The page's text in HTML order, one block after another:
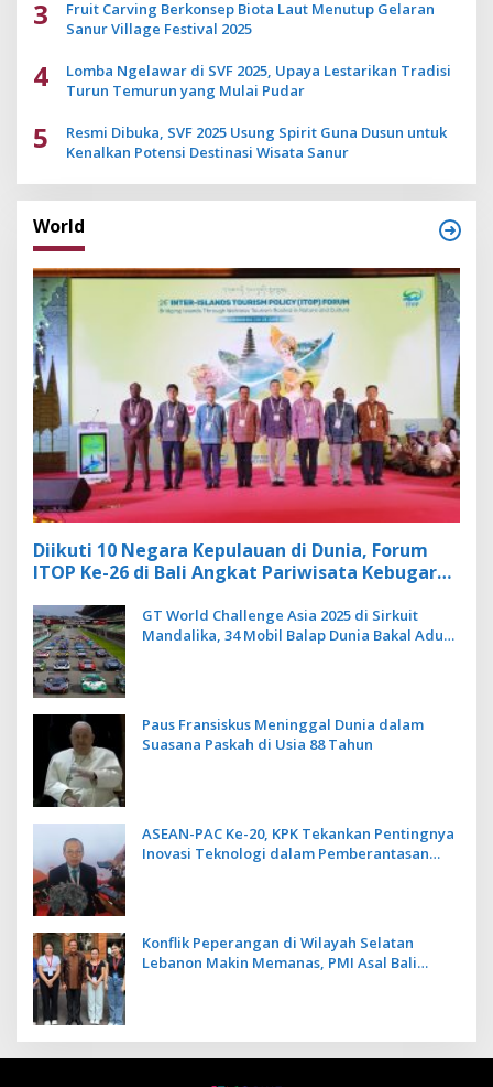
3
Fruit Carving Berkonsep Biota Laut Menutup Gelaran
Sanur Village Festival 2025
4
Lomba Ngelawar di SVF 2025, Upaya Lestarikan Tradisi
Turun Temurun yang Mulai Pudar
5
Resmi Dibuka, SVF 2025 Usung Spirit Guna Dusun untuk
Kenalkan Potensi Destinasi Wisata Sanur
World
Diikuti 10 Negara Kepulauan di Dunia, Forum
ITOP Ke-26 di Bali Angkat Pariwisata Kebugaran
GT World Challenge Asia 2025 di Sirkuit
Mandalika, 34 Mobil Balap Dunia Bakal Adu
Paus Fransiskus Meninggal Dunia dalam
Suasana Paskah di Usia 88 Tahun
ASEAN-PAC Ke-20, KPK Tekankan Pentingnya
Inovasi Teknologi dalam Pemberantasan
Konflik Peperangan di Wilayah Selatan
Lebanon Makin Memanas, PMI Asal Bali